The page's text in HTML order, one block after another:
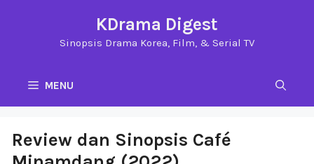
KDrama Digest
Sinopsis Drama Korea, Film, & Serial TV
MENU
Review dan Sinopsis Café